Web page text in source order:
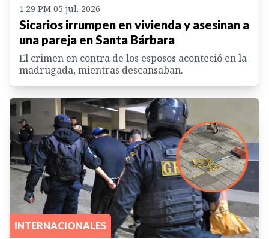
1:29 PM 05 jul. 2026
Sicarios irrumpen en vivienda y asesinan a
una pareja en Santa Bárbara
El crimen en contra de los esposos aconteció en la
madrugada, mientras descansaban.
INTERNACIONALES